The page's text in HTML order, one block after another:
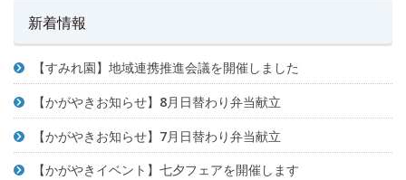
新着情報
【すみれ園】地域連携推進会議を開催しました
【かがやきお知らせ】8月日替わり弁当献立
【かがやきお知らせ】7月日替わり弁当献立
【かがやきイベント】七夕フェアを開催します